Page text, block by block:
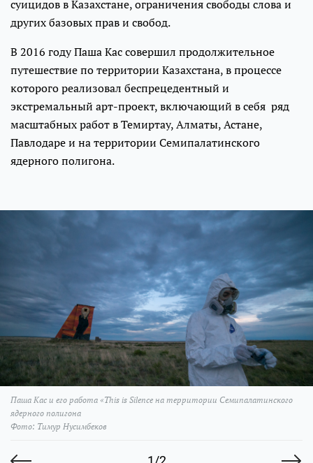
суицидов в Казахстане, ограничения свободы слова и
других базовых прав и свобод.
В 2016 году Паша Кас совершил продолжительное
путешествие по территории Казахстана, в процессе
которого реализовал беспрецедентный и
экстремальный арт-проект, включающий в себя ряд
масштабных работ в Темиртау, Алматы, Астане,
Павлодаре и на территории Семипалатинского
ядерного полигона.
Паша Кас и его работа «This is Silence на территории Семипалатинского
ядерного полигона
Фото: Тимур Нусимбеков